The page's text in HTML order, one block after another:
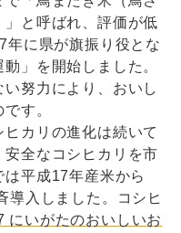
」と呼ばれ、評価が低
年に県が旗振り役とな
」を開始しました。
努力により、おいし
す。
カリの進化は続いて
全なコシヒカリを市
平成17年産米から
導入しました。コシヒ
にいがたのおいしいお